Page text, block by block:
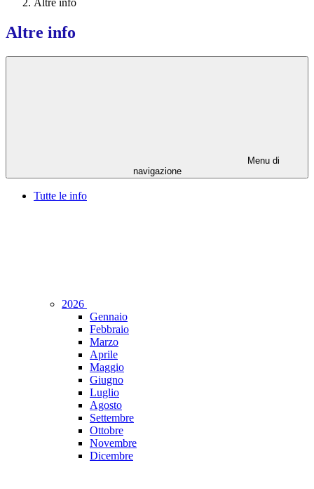
Altre info
Altre info
Menu di
navigazione
Tutte le info
2026
Gennaio
Febbraio
Marzo
Aprile
Maggio
Giugno
Luglio
Agosto
Settembre
Ottobre
Novembre
Dicembre